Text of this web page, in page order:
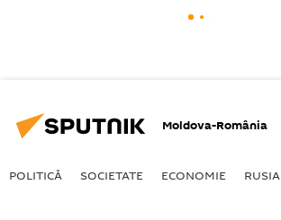
Moldova-România
POLITICĂ SOCIETATE ECONOMIE RUSIA